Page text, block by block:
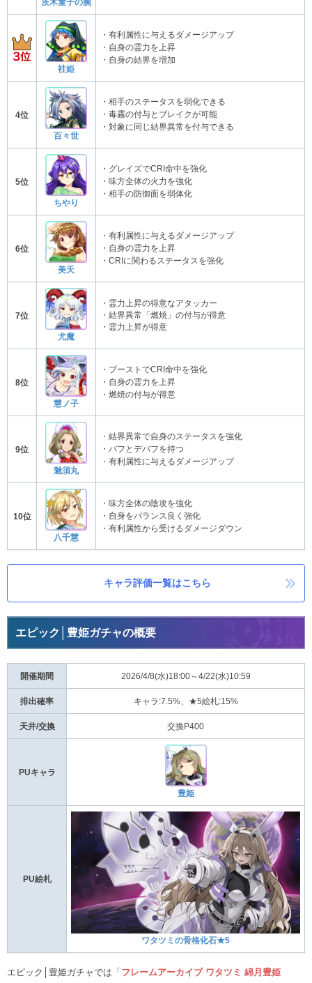
茨木童子の腕
袿姫
・有利属性に与えるダメージアップ
・自身の霊力を上昇
・自身の結界を増加
4位
百々世
・相手のステータスを弱化できる
・毒霧の付与とブレイクが可能
・対象に同じ結界異常を付与できる
5位
ちやり
・グレイズでCRI命中を強化
・味方全体の火力を強化
・相手の防御面を弱体化
6位
美天
・有利属性に与えるダメージアップ
・自身の霊力を上昇
・CRIに関わるステータスを強化
7位
尤魔
・霊力上昇の得意なアタッカー
・結界異常「燃焼」の付与が得意
・霊力上昇が得意
8位
慧ノ子
・ブーストでCRI命中を強化
・自身の霊力を上昇
・燃焼の付与が得意
9位
魅須丸
・結界異常で自身のステータスを強化
・バフとデバフを持つ
・有利属性に与えるダメージアップ
10位
八千慧
・味方全体の陰攻を強化
・自身をバランス良く強化
・有利属性から受けるダメージダウン
キャラ評価一覧はこちら
エピック│豊姫ガチャの概要
開催期間 2026/4/8(水)18:00～4/22(水)10:59
排出確率 キャラ:7.5%、★5絵札:15%
天井/交換 交換P400
PUキャラ
豊姫
PU絵札
ワタツミの骨格化石★5
エピック│豊姫ガチャでは「 フレームアーカイブ ワタツミ 綿月豊姫